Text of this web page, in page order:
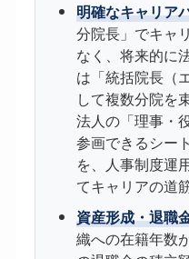
明確なキャリア
分院長」でキャ
なく、将来的に
は「統括院長（
して複数分院を
法人の「理事・
参画できるシー
を、人事制度運
てキャリアの道
資産形成・退職
織への在籍年数